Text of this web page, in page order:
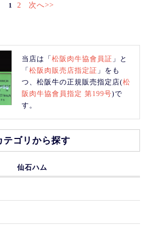
1 2 次へ>>
当店は「松阪肉牛協會員証 」と
「松阪肉販売店指定証 」をも
つ、松阪牛の正規販売指定店(松
阪肉牛協會員指定 第199号)で
す。
テゴリから探す
仙石ハム